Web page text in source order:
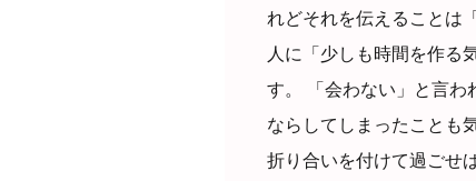
れどそれを伝えることは
人に「少しも時間を作る
す。 「会わない」と言わ
ならしてしまったことも
折り合いを付けて過ごせ